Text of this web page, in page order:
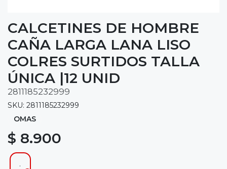
CALCETINES DE HOMBRE
CAÑA LARGA LANA LISO
COLRES SURTIDOS TALLA
ÚNICA |12 UNID
2811185232999
SKU: 2811185232999
OMAS
$ 8.900
.